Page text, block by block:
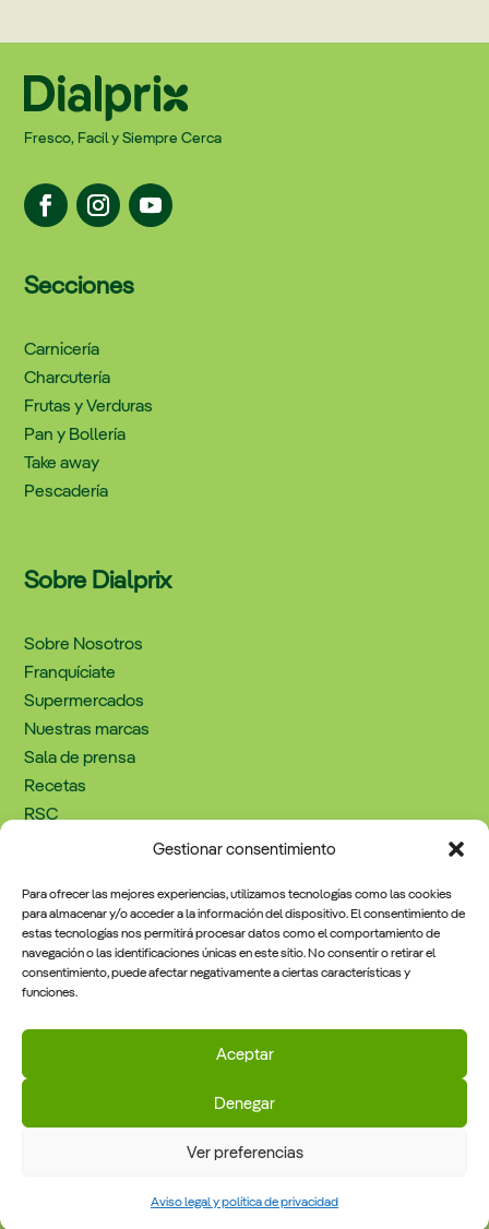
Gestionar consentimiento
Para ofrecer las mejores experiencias, utilizamos tecnologías como las cookies
para almacenar y/o acceder a la información del dispositivo. El consentimiento de
estas tecnologías nos permitirá procesar datos como el comportamiento de
navegación o las identificaciones únicas en este sitio. No consentir o retirar el
consentimiento, puede afectar negativamente a ciertas características y
funciones.
Aceptar
Denegar
Ver preferencias
Aviso legal y política de privacidad
Fresco, Facil y Siempre Cerca
Secciones
Carnicería
Charcutería
Frutas y Verduras
Pan y Bollería
Take away
Pescadería
Sobre Dialprix
Sobre Nosotros
Franquíciate
Supermercados
Nuestras marcas
Sala de prensa
Recetas
RSC
Trabaja con nosotros
Información Legal
Aviso legal y política de privacidad
Aviso legal y Política de privacidad· Política de cookies